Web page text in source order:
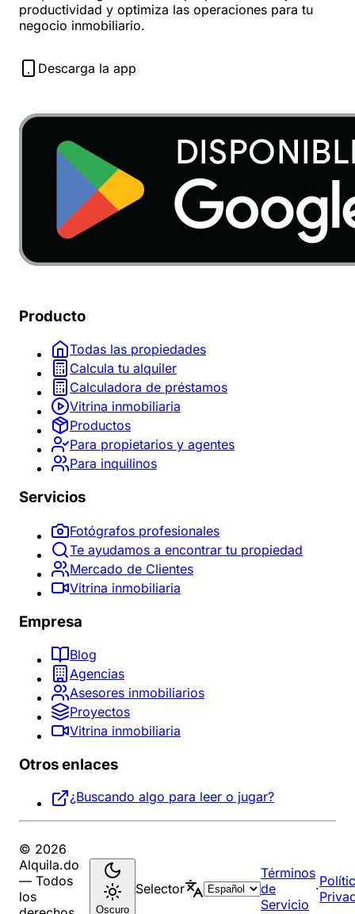
productividad y optimiza las operaciones para tu
negocio inmobiliario.
Descarga la app
Producto
Todas las propiedades
Calcula tu alquiler
Calculadora de préstamos
Vitrina inmobiliaria
Productos
Para propietarios y agentes
Para inquilinos
Servicios
Fotógrafos profesionales
Te ayudamos a encontrar tu propiedad
Mercado de Clientes
Vitrina inmobiliaria
Empresa
Blog
Agencias
Asesores inmobiliarios
Proyectos
Vitrina inmobiliaria
Otros enlaces
¿Buscando algo para leer o jugar?
© 2026
Alquila.do
— Todos
los
Oscuro
Selector
Términos
de
Servicio
·